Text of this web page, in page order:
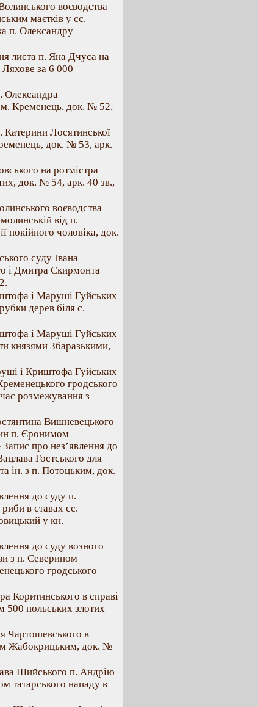
воєводства
маєтків у сс.
п. Олександру
листа п. Яна Дчуса на
за 6 000
Олександра
м. Кременець, док. № 52,
Лосятинської
док. № 53, арк.
на ротмістра
док. № 54, арк. 40 зв.,
воєводства
від п.
покійного чоловіка, док.
суду Івана
і Дмитра Скирмонта
і Маруші Гуйських
дерев біля с.
і Маруші Гуйських
князями Збаразькими,
і Криштофа Гуйських
гродського
розмежування з
Вишневецького
п. Єронимом
про нез’явлення до
Гостського для
ін. з п. Потоцьким, док.
до суду п.
в ставах сс.
у кн.
до суду возного
з п. Северином
гродського
Коритинського в справі
польських злотих
Чартошевського в
Жабокрицьким, док. №
Шийського п. Андрію
татарського нападу в